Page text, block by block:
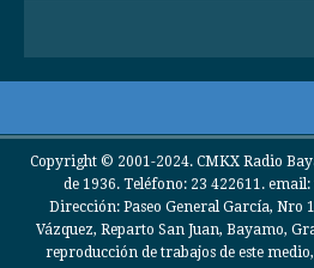
Copyright © 2001-2024. CMKX Radio
de 1936. Teléfono: 23 422611.
Dirección: Paseo General García, Nro
Vázquez, Reparto San Juan, Bayamo,
reproducción de trabajos de este